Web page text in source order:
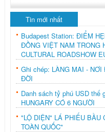
Tin mới nhất
Budapest Station: ĐIỂM
ĐỒNG VIỆT NAM TRONG
CULTURAL ROADSHOW
Ghi chép: LÀNG MAI -
ĐỜI
Danh sách tỷ phú USD thế
HUNGARY CÓ 6 NGƯỜI
"LỘ DIỆN" LÁ PHIẾU BẦU
TOÀN QUỐC"